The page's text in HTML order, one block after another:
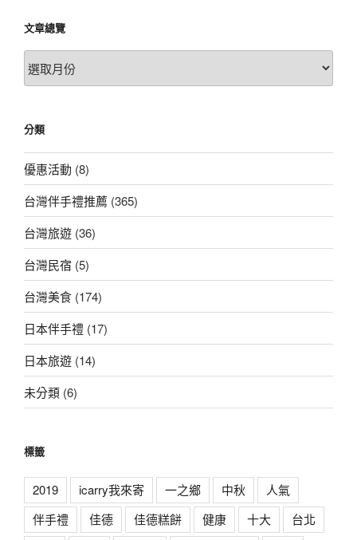
文章總覽
文
章
分類
優惠活動 (8)
台灣伴手禮推薦 (365)
台灣旅遊 (36)
台灣民宿 (5)
台灣美食 (174)
日本伴手禮 (17)
日本旅遊 (14)
未分類 (6)
標籤
2019 icarry我來寄 一之鄉 中秋
人氣
伴手禮
佳德 佳德糕餅 健康 十大
台北